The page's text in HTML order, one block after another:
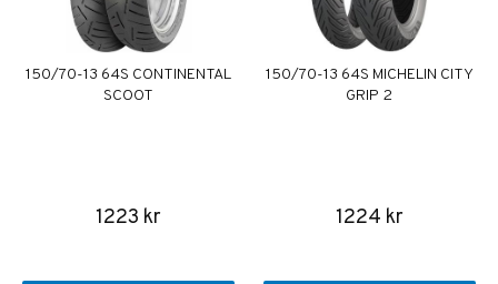
150/70-13 64S CONTINENTAL
SCOOT
1223 kr
150/70-13 64S MICHELIN CITY
GRIP 2
1224 kr